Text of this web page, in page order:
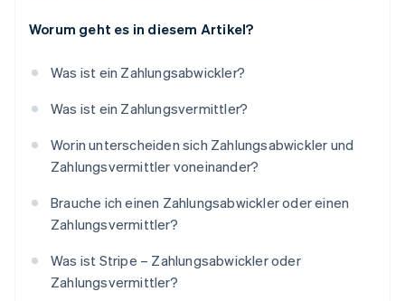
Worum geht es in diesem Artikel?
Was ist ein Zahlungsabwickler?
Was ist ein Zahlungsvermittler?
Worin unterscheiden sich Zahlungsabwickler und
Zahlungsvermittler voneinander?
Brauche ich einen Zahlungsabwickler oder einen
Zahlungsvermittler?
Was ist Stripe – Zahlungsabwickler oder
Zahlungsvermittler?